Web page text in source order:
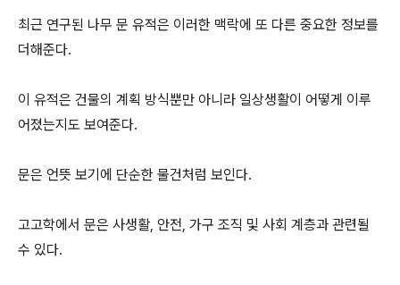
최근 연구된 나무 문 유적은 이러한 맥락에 또 다른 중요한 정보를
더해준다.
이 유적은 건물의 계획 방식뿐만 아니라 일상생활이 어떻게 이루
어졌는지도 보여준다.
문은 언뜻 보기에 단순한 물건처럼 보인다.
고고학에서 문은 사생활, 안전, 가구 조직 및 사회 계층과 관련될
수 있다.